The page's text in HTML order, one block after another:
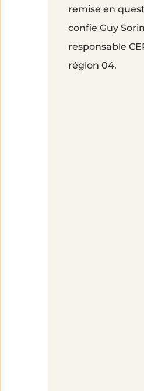
remise en
confie Guy
responsable
région 04.